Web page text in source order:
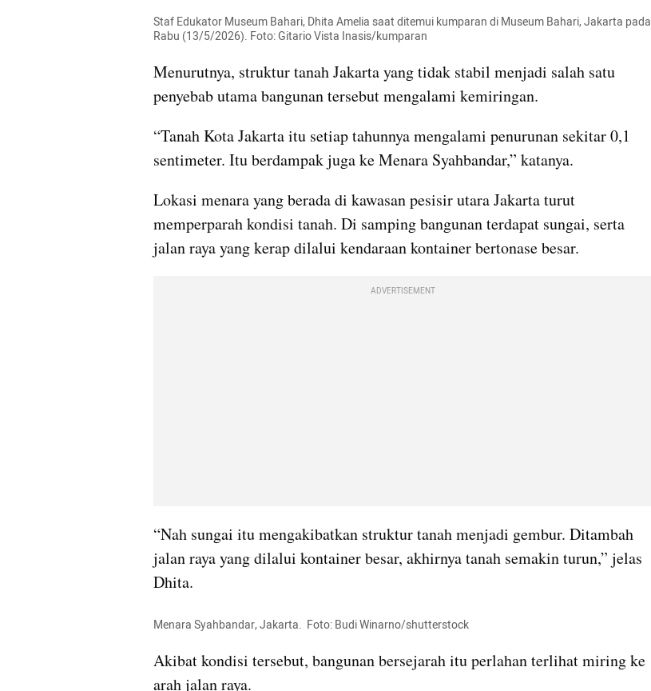
Staf Edukator Museum Bahari, Dhita Amelia saat ditemui kumparan di Museum Bahari, Jakarta pada
Rabu (13/5/2026). Foto: Gitario Vista Inasis/kumparan
Menurutnya, struktur tanah Jakarta yang tidak stabil menjadi salah satu
penyebab utama bangunan tersebut mengalami kemiringan.
“Tanah Kota Jakarta itu setiap tahunnya mengalami penurunan sekitar 0,1
sentimeter. Itu berdampak juga ke Menara Syahbandar,” katanya.
Lokasi menara yang berada di kawasan pesisir utara Jakarta turut
memperparah kondisi tanah. Di samping bangunan terdapat sungai, serta
jalan raya yang kerap dilalui kendaraan kontainer bertonase besar.
ADVERTISEMENT
“Nah sungai itu mengakibatkan struktur tanah menjadi gembur. Ditambah
jalan raya yang dilalui kontainer besar, akhirnya tanah semakin turun,” jelas
Dhita.
Menara Syahbandar, Jakarta.  Foto: Budi Winarno/shutterstock
Akibat kondisi tersebut, bangunan bersejarah itu perlahan terlihat miring ke
arah jalan raya.